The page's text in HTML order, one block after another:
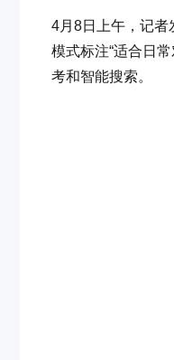
4月8日上午，记者
模式标注“适合日
考和智能搜索。